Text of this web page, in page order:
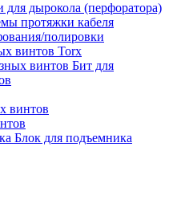
для дырокола (перфоратора)
протяжки кабеля
полировки
винтов Torx
Бит для
винтов
Блок для подъемника